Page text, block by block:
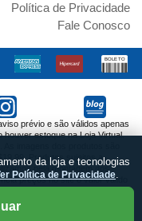
Política de Privacidade
Fale Conosco
prévio e são válidos apenas
estoque na Loja Virtual.
imagens dos produtos são
Produtos sujeitos a
pela montagem dos
preços no site o valor válido
EIRELI / CNPJ:
Av. Prestes Maia, 811 - Centro
da loja e tecnologias
Política de Privacidade.